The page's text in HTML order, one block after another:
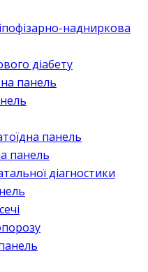
надниркова
діабету
панель
панель
панель
діагностики